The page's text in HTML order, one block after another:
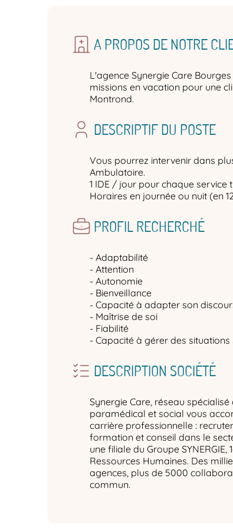
A PROPOS DE NOTRE
L'agence Synergie Care
missions en vacation pour une
Montrond.
DESCRIPTIF DU POSTE
Vous pourrez intervenir dans
Ambulatoire.
1 IDE / jour pour chaque service
Horaires en journée ou nuit (en
PROFIL RECHERCHÉ
- Adaptabilité
- Attention
- Autonomie
- Bienveillance
- Capacité à adapter son
- Maîtrise de soi
- Fiabilité
- Capacité à gérer des situations
DESCRIPTION SOCIÉTÉ
Synergie Care, réseau
paramédical et social vous
carrière professionnelle :
formation et conseil dans le
une filiale du Groupe
Ressources Humaines. Des
agences, plus de 5000
commun.